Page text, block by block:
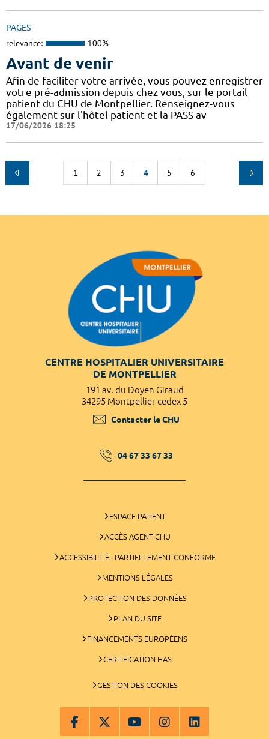
PAGES
relevance: 100%
Avant de venir
Afin de faciliter votre arrivée, vous pouvez enregistrer
votre pré-admission depuis chez vous, sur le portail
patient du CHU de Montpellier. Renseignez-vous
également sur l'hôtel patient et la PASS av
17/06/2026 18:25
1 2 3 4 5 6
CENTRE HOSPITALIER UNIVERSITAIRE
DE MONTPELLIER
191 av. du Doyen Giraud
34295 Montpellier cedex 5
Contacter le CHU
04 67 33 67 33
ESPACE PATIENT
ACCÈS AGENT CHU
ACCESSIBILITÉ : PARTIELLEMENT CONFORME
MENTIONS LÉGALES
PROTECTION DES DONNÉES
PLAN DU SITE
FINANCEMENTS EUROPÉENS
CERTIFICATION HAS
GESTION DES COOKIES